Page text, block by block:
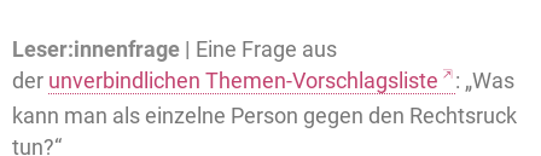
Leser:innenfrage | Eine Frage aus
der unverbindlichen Themen-Vorschlagsliste
: „Was
kann man als einzelne Person gegen den Rechtsruck
tun?“